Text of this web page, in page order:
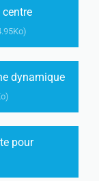
centre
dynamique
pour